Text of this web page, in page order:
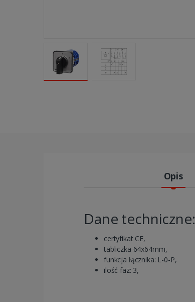
Opis
Dane techniczne:
certyfikat CE,
tabliczka 64x64mm,
funkcja łącznika: L-0-P,
ilość faz: 3,